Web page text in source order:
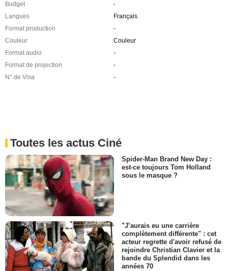
Budget
-
Langues
Français
Format production
-
Couleur
Couleur
Format audio
-
Format de projection
-
N° de Visa
-
Toutes les actus Ciné
Spider-Man Brand New Day :
est-ce toujours Tom Holland
sous le masque ?
"J’aurais eu une carrière
complètement différente" : cet
acteur regrette d'avoir refusé de
rejoindre Christian Clavier et la
bande du Splendid dans les
années 70